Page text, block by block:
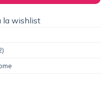
la wishlist